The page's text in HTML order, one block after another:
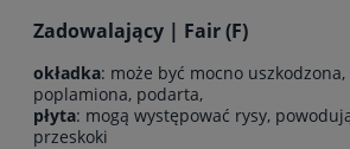
Zadowalający | Fair (F)
okładka: może być mocno
poplamiona, podarta,
płyta: mogą występować rysy,
przeskoki